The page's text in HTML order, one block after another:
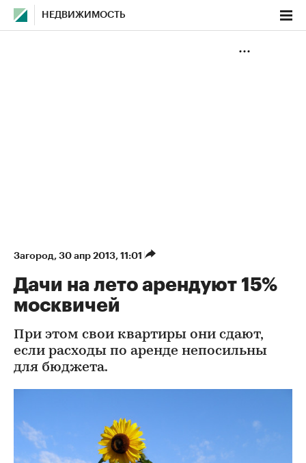
НЕДВИЖИМОСТЬ
Загород⁠, 30 апр 2013, 11:01
Дачи на лето арендуют 15%
москвичей
При этом свои квартиры они сдают,
если расходы по аренде непосильны
для бюджета.